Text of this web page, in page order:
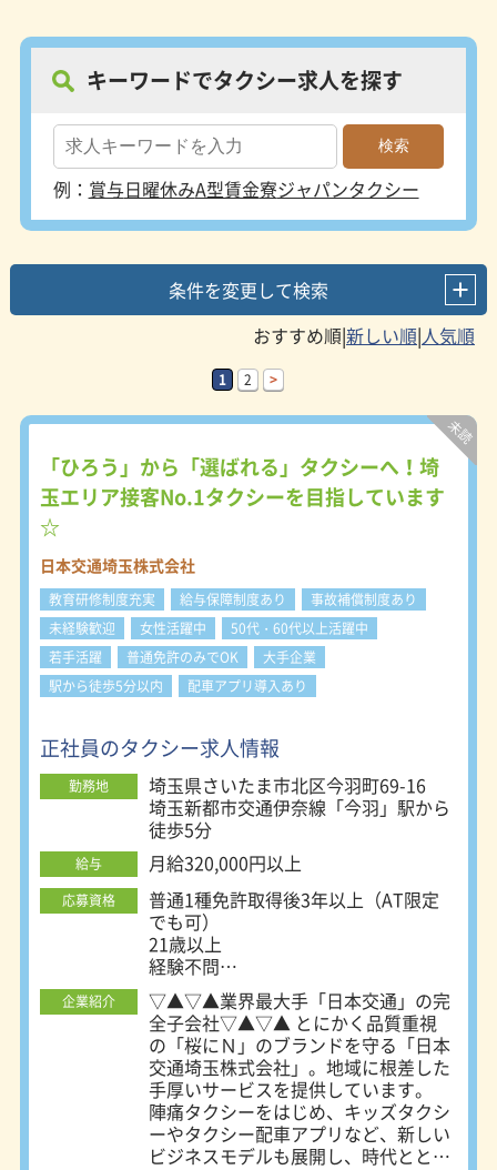
キーワードでタクシー求人を探す
例： 賞与日曜休みA型賃金寮ジャパンタクシー
条件を変更して検索
|
|
1 2 >
「ひろう」から「選ばれる」タクシーへ！埼
玉エリア接客No.1タクシーを目指しています
☆
日本交通埼玉株式会社
教育研修制度充実 給与保障制度あり
事故補償制度あり
未経験歓迎
女性活躍中
50代・60代以上活躍中
若手活躍
普通免許のみでOK
大手企業
駅から徒歩5分以内
配車アプリ導入あり
正社員のタクシー求人情報
勤務地
埼玉県さいたま市北区今羽町69-16
埼玉新都市交通伊奈線「今羽」駅から
徒歩5分
給与 月給320,000円以上
応募資格
普通1種免許取得後3年以上（AT限定
でも可）
21歳以上
経験不問
65歳選択定年制（延長あり）
2種免許取得者経験不問
企業紹介
▽▲▽▲業界最大手「日本交通」の完
全子会社▽▲▽▲ とにかく品質重視
の「桜にＮ」のブランドを守る「日本
交通埼玉株式会社」。地域に根差した
手厚いサービスを提供しています。
陣痛タクシーをはじめ、キッズタクシ
ーやタクシー配車アプリなど、新しい
ビジネスモデルも展開し、時代ととも